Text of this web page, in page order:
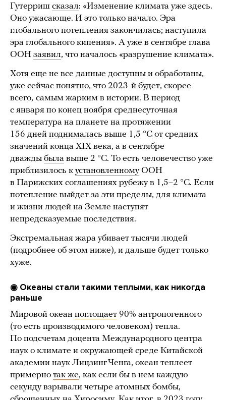
Гутерриш сказал: «Изменение климата уже здесь.
Оно ужасающе. И это только начало. Эра
глобального потепления закончилась; наступила
эра глобального кипения». А уже в сентябре глава
ООН заявил, что началось «разрушение климата».
Хотя еще не все данные доступны и обработаны,
уже сейчас понятно, что 2023-й будет, скорее
всего, самым жарким в истории. В период
с января по конец ноября среднесуточная
температура на планете на протяжении
156 дней поднималась выше 1,5 °C от средних
значений конца XIX века, а в сентябре
дважды была выше 2 °C. То есть человечество уже
приблизилось к установленномуООН
в Парижских соглашениях рубежу в 1,5–2 °C. Если
потепление выйдет за эти пределы, для климата
и жизни людей на Земле наступят
непредсказуемые последствия.
Экстремальная жара убивает тысячи людей
(подробнее об этом ниже), и дальше будет только
хуже.
◉ Океаны стали такими теплыми, как никогда
раньше
Мировой океан поглощает 90% антропогенного
(то есть производимого человеком) тепла.
По подсчетам доцента Международного центра
наук о климате и окружающей среде Китайской
академии наук Лицзинг Ченга, океан теплеет
примерно так же, как если бы в нем каждую
секунду взрывали четыре атомных бомбы,